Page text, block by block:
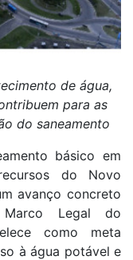
de água,
para as
do saneamento
básico em
do Novo
avanço concreto
Legal do
como meta
à água potável e